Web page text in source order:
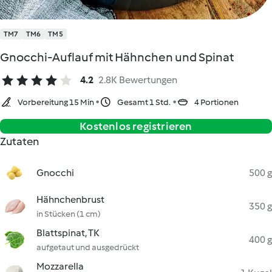
TM7 TM6 TM5
Gnocchi-Auflauf mit Hähnchen und Spinat
4.2 2.8K Bewertungen
Vorbereitung 15 Min Gesamt 1 Std. 4 Portionen
Kostenlos registrieren
Zutaten
Gnocchi 500 g
Hähnchenbrust
in Stücken (1 cm)
350 g
Blattspinat, TK
aufgetaut und ausgedrückt
400 g
Mozzarella